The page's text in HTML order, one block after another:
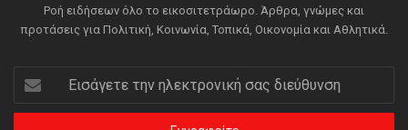
Ροή ειδήσεων όλο το εικοσιτετράωρο. Άρθρα, γνώμες και
προτάσεις για Πολιτική, Κοινωνία, Τοπικά, Οικονομία και Αθλητικά.
Εισάγετε
την
ηλεκτρονική